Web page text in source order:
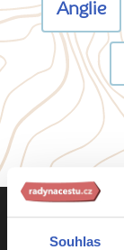
Souhlas
Anglie